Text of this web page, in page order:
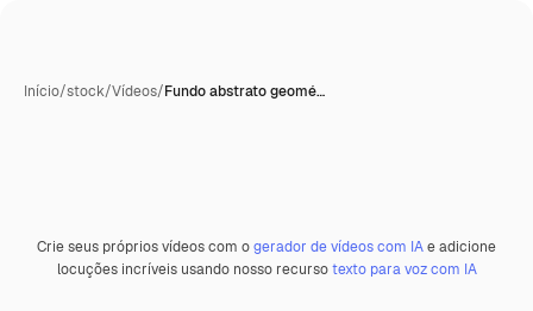
Início/stock/Vídeos/Fundo abstrato geomé…
Premium
Crie seus próprios vídeos com ogerador de vídeos com IAe adicione
locuções incríveis usando nosso recursotexto para voz com IA